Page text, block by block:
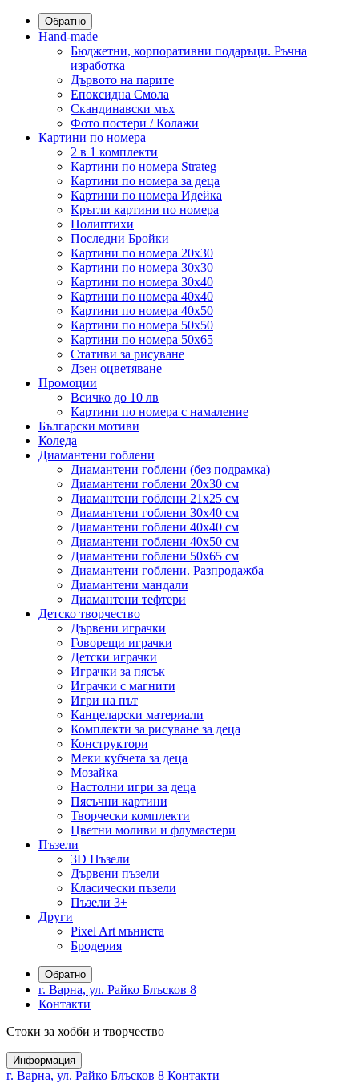
Обратно
Hand-made
Бюджетни, корпоративни подаръци. Ръчна
изработка
Дървото на парите
Епоксидна Смола
Скандинавски мъх
Фото постери / Колажи
Картини по номера
2 в 1 комплекти
Картини по номера Strateg
Картини по номера за деца
Картини по номера Идейка
Кръгли картини по номера
Полиптихи
Последни Бройки
Картини по номера 20x30
Картини по номера 30x30
Картини по номера 30x40
Картини по номера 40x40
Картини по номера 40x50
Картини по номера 50x50
Картини по номера 50x65
Стативи за рисуване
Дзен оцветяване
Промоции
Всичко до 10 лв
Картини по номера с намаление
Български мотиви
Коледа
Диамантени гоблени
Диамантени гоблени (без подрамка)
Диамантени гоблени 20x30 см
Диамантени гоблени 21x25 см
Диамантени гоблени 30x40 см
Диамантени гоблени 40x40 см
Диамантени гоблени 40x50 см
Диамантени гоблени 50x65 см
Диамантени гоблени. Разпродажба
Диамантени мандали
Диамантени тефтери
Детско творчество
Дървени играчки
Говорещи играчки
Детски играчки
Играчки за пясък
Играчки с магнити
Игри на път
Канцеларски материали
Комплекти за рисуване за деца
Конструктори
Меки кубчета за деца
Мозайка
Настолни игри за деца
Пясъчни картини
Творчески комплекти
Цветни моливи и флумастери
Пъзели
3D Пъзели
Дървени пъзели
Класически пъзели
Пъзели 3+
Други
Pixel Art мъниста
Бродерия
Обратно
г. Варна, ул. Райко Блъсков 8
Контакти
Стоки за хобби и творчество
Информация
г. Варна, ул. Райко Блъсков 8 Контакти